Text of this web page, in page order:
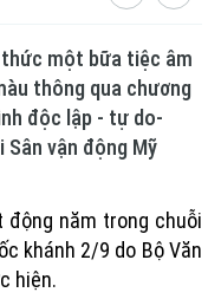
một bữa tiệc âm
thông qua chương
độc lập - tự do-
Sân vận động Mỹ
năm trong chuỗi
khánh 2/9 do Bộ Văn
hiện.